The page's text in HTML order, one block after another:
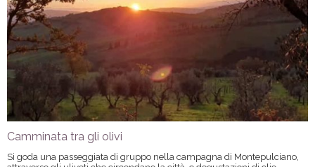
Camminata tra gli olivi
Si goda una passeggiata di gruppo nella campagna di Montepulciano,